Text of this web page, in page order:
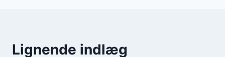
Lignende indlæg